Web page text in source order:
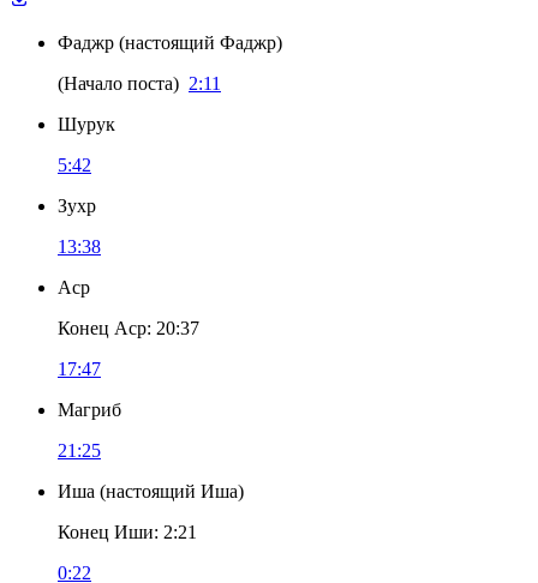
Фаджр (настоящий Фаджр)
(Начало поста) 2:11
Шурук
5:42
Зухр
13:38
Аср
Конец Аср: 20:37
17:47
Магриб
21:25
Иша (настоящий Иша)
Конец Иши: 2:21
0:22